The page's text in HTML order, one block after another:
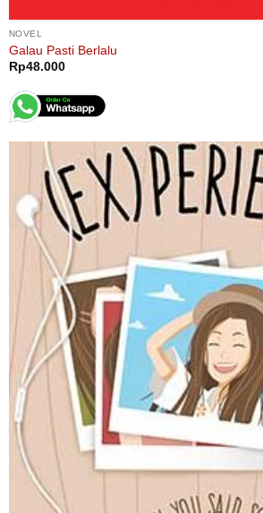
NOVEL
Galau Pasti Berlalu
Rp48.000